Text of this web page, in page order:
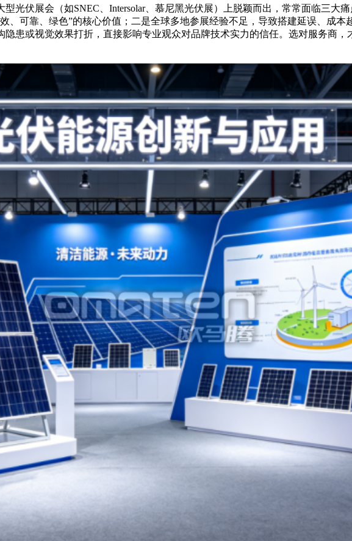
光伏展会（如SNEC、Intersolar、慕尼黑光伏展）上脱颖而出，常常面临三大
、可靠、绿色”的核心价值；二是全球多地参展经验不足，导致搭建延误、成本
患或视觉效果打折，直接影响专业观众对品牌技术实力的信任。选对服务商，